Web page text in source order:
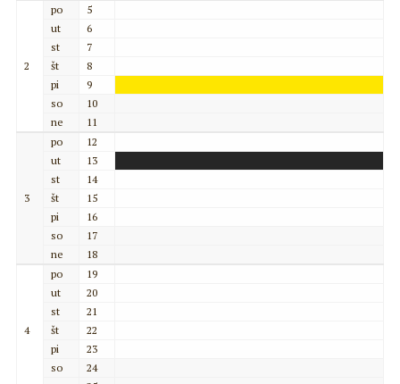
2
po
5
ut
6
st
7
št
8
pi
9
so
10
ne
11
3
po
12
ut
13
st
14
št
15
pi
16
so
17
ne
18
4
po
19
ut
20
st
21
št
22
pi
23
so
24